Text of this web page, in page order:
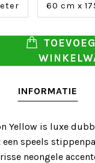
60 cm x
INFORMATIE
Yellow is luxe
speels
neongele